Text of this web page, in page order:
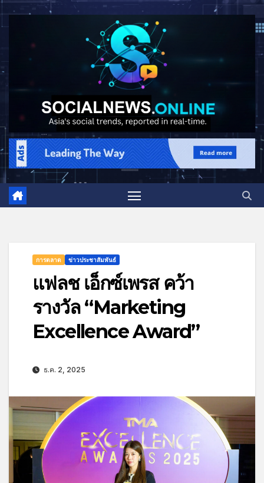
การตลาด ข่าวประชาสัมพันธ์
แฟลช เอ็กซ์เพรส คว้า
รางวัล “Marketing
Excellence Award”
ธ.ค. 2, 2025